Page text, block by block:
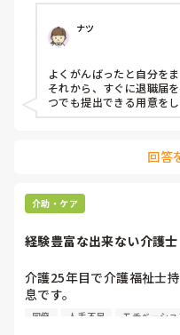
やめたいよー。やめたら
やめさせて、くれる？
私一人がやめたところど
ナツ
よくがんばったと自分を
それから、すぐに退職届
つでも提出できる用意を
回答
介助・ケア
経験豊富な出来ない介護士
介護25年目で介護福祉士
息です。
介護歴豊富で資格も有し
同僚 人手不足 モチベーショ